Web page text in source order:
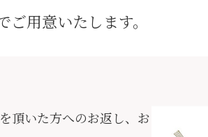
円
用意いたします。
頂いた方へのお返し、お